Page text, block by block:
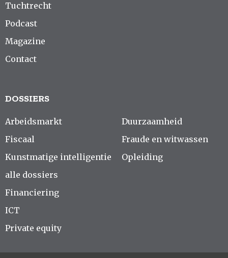
Tuchtrecht
Podcast
Magazine
Contact
DOSSIERS
Arbeidsmarkt
Fiscaal
Kunstmatige intelligentie
alle dossiers
Duurzaamheid
Fraude en witwassen
Opleiding
Financiering
ICT
Private equity